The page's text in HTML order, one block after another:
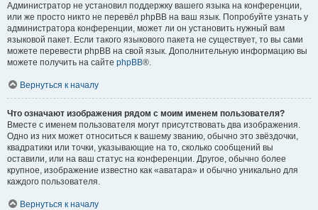
Администратор не установил поддержку вашего языка на конференции,
или же просто никто не перевёл phpBB на ваш язык. Попробуйте узнать у
администратора конференции, может ли он установить нужный вам
языковой пакет. Если такого языкового пакета не существует, то вы сами
можете перевести phpBB на свой язык. Дополнительную информацию вы
можете получить на сайте phpBB®.
Вернуться к началу
Что означают изображения рядом с моим именем пользователя?
Вместе с именем пользователя могут присутствовать два изображения.
Одно из них может относиться к вашему званию, обычно это звёздочки,
квадратики или точки, указывающие на то, сколько сообщений вы
оставили, или на ваш статус на конференции. Другое, обычно более
крупное, изображение известно как «аватара» и обычно уникально для
каждого пользователя.
Вернуться к началу